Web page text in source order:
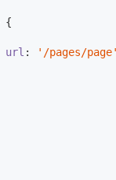
{
url : '/pages/